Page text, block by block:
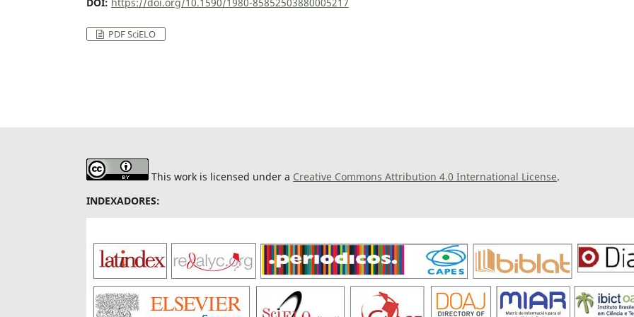
PDF SciELO
This work is licensed under a Creative Commons Attribution 4.0 International License.
INDEXADORES: